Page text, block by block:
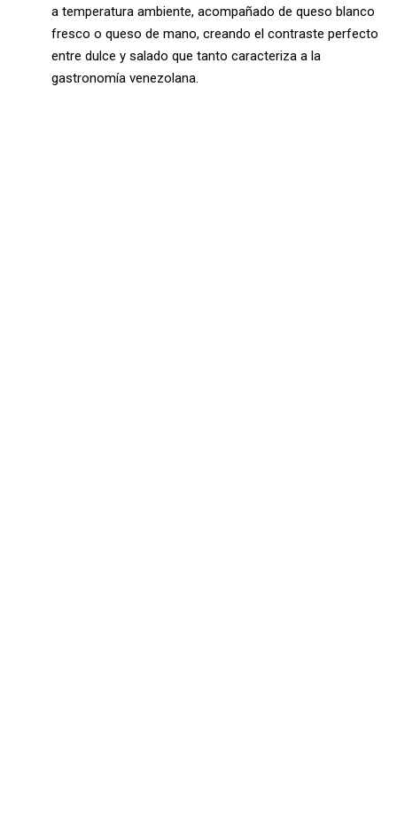
a temperatura ambiente, acompañado de queso blanco
fresco o queso de mano, creando el contraste perfecto
entre dulce y salado que tanto caracteriza a la
gastronomía venezolana.